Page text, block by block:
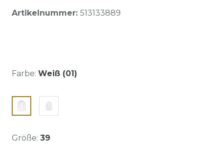
Artikelnummer: 513133889
Farbe: Weiß (01)
Größe: 39